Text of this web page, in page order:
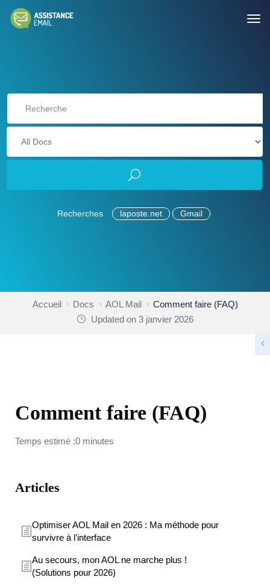
Recherches laposte.net Gmail
Accueil Docs AOL Mail
Comment faire (FAQ)
Updated on 3 janvier 2026
Comment faire (FAQ)
Temps estimé :0 minutes
Articles
Optimiser AOL Mail en 2026 : Ma méthode pour
survivre à l’interface
Au secours, mon AOL ne marche plus !
(Solutions pour 2026)